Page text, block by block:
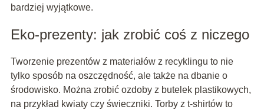
bardziej wyjątkowe.
Eko-prezenty: jak zrobić coś z niczego
Tworzenie prezentów z materiałów z recyklingu to nie
tylko sposób na oszczędność, ale także na dbanie o
środowisko. Można zrobić ozdoby z butelek plastikowych,
na przykład kwiaty czy świeczniki. Torby z t-shirtów to